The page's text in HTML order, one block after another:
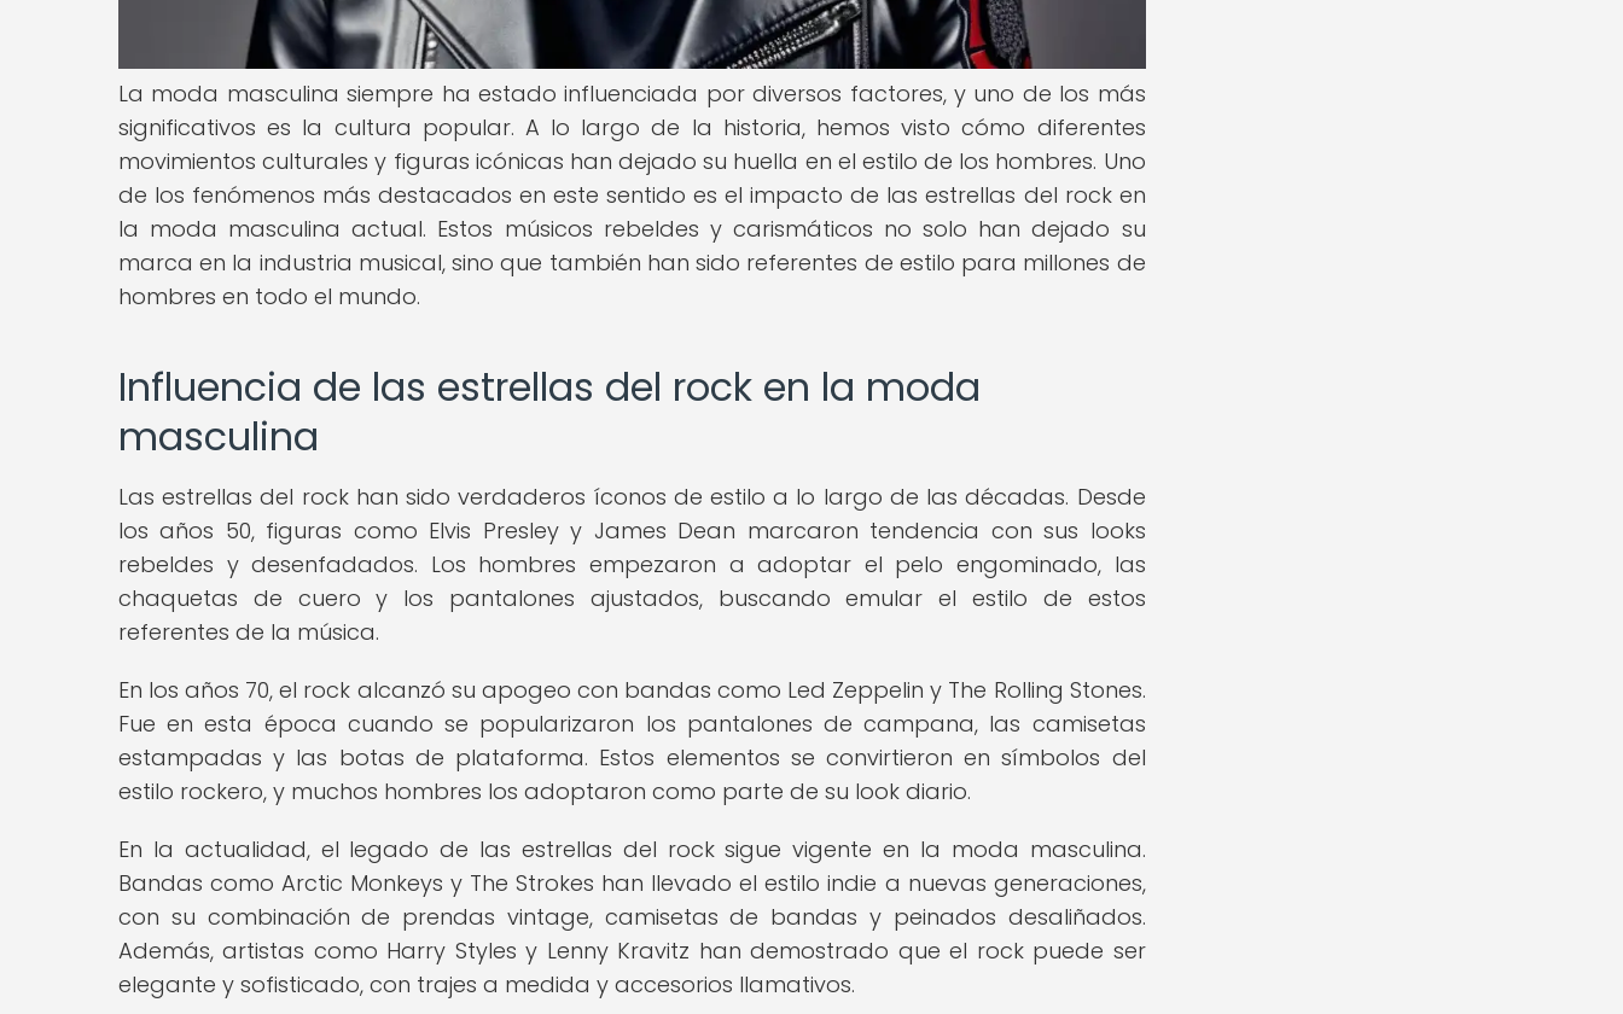
La moda masculina siempre ha estado influenciada por diversos factores, y uno de los más
significativos es la cultura popular. A lo largo de la historia, hemos visto cómo diferentes
movimientos culturales y figuras icónicas han dejado su huella en el estilo de los hombres. Uno
de los fenómenos más destacados en este sentido es el impacto de las estrellas del rock en
la moda masculina actual. Estos músicos rebeldes y carismáticos no solo han dejado su
marca en la industria musical, sino que también han sido referentes de estilo para millones de
hombres en todo el mundo.
Influencia de las estrellas del rock en la moda
masculina
Las estrellas del rock han sido verdaderos íconos de estilo a lo largo de las décadas. Desde
los años 50, figuras como Elvis Presley y James Dean marcaron tendencia con sus looks
rebeldes y desenfadados. Los hombres empezaron a adoptar el pelo engominado, las
chaquetas de cuero y los pantalones ajustados, buscando emular el estilo de estos
referentes de la música.
En los años 70, el rock alcanzó su apogeo con bandas como Led Zeppelin y The Rolling Stones.
Fue en esta época cuando se popularizaron los pantalones de campana, las camisetas
estampadas y las botas de plataforma. Estos elementos se convirtieron en símbolos del
estilo rockero, y muchos hombres los adoptaron como parte de su look diario.
En la actualidad, el legado de las estrellas del rock sigue vigente en la moda masculina.
Bandas como Arctic Monkeys y The Strokes han llevado el estilo indie a nuevas generaciones,
con su combinación de prendas vintage, camisetas de bandas y peinados desaliñados.
Además, artistas como Harry Styles y Lenny Kravitz han demostrado que el rock puede ser
elegante y sofisticado, con trajes a medida y accesorios llamativos.